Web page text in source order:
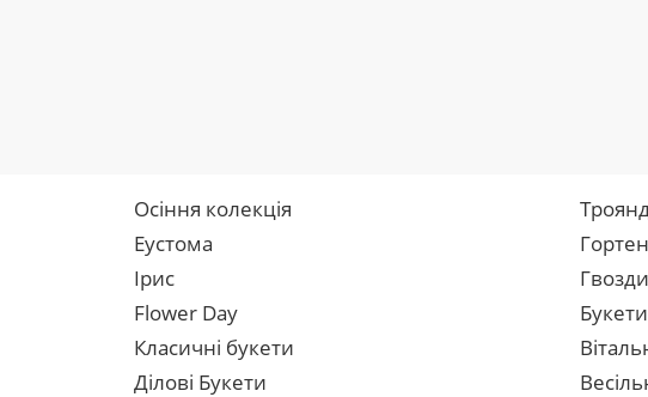
Осіння колекція
Еустома
Ірис
Flower Day
Класичні букети
Ділові Букети